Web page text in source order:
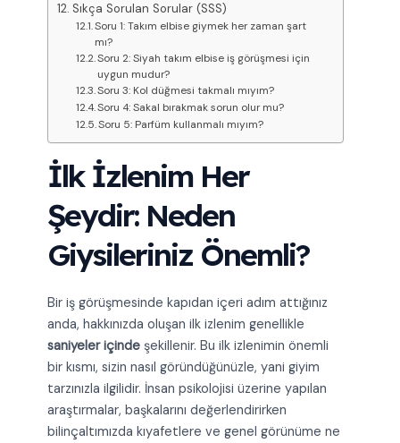
Sıkça Sorulan Sorular (SSS)
Soru 1: Takım elbise giymek her zaman şart
mı?
Soru 2: Siyah takım elbise iş görüşmesi için
uygun mudur?
Soru 3: Kol düğmesi takmalı mıyım?
Soru 4: Sakal bırakmak sorun olur mu?
Soru 5: Parfüm kullanmalı mıyım?
İlk İzlenim Her
Şeydir: Neden
Giysileriniz Önemli?
Bir iş görüşmesinde kapıdan içeri adım attığınız
anda, hakkınızda oluşan ilk izlenim genellikle
saniyeler içindeşekillenir. Bu ilk izlenimin önemli
bir kısmı, sizin nasıl göründüğünüzle, yani giyim
tarzınızla ilgilidir. İnsan psikolojisi üzerine yapılan
araştırmalar, başkalarını değerlendirirken
bilinçaltımızda kıyafetlere ve genel görünüme ne